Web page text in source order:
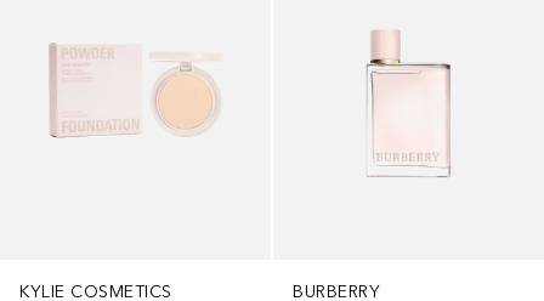
KYLIE COSMETICS
BURBERRY